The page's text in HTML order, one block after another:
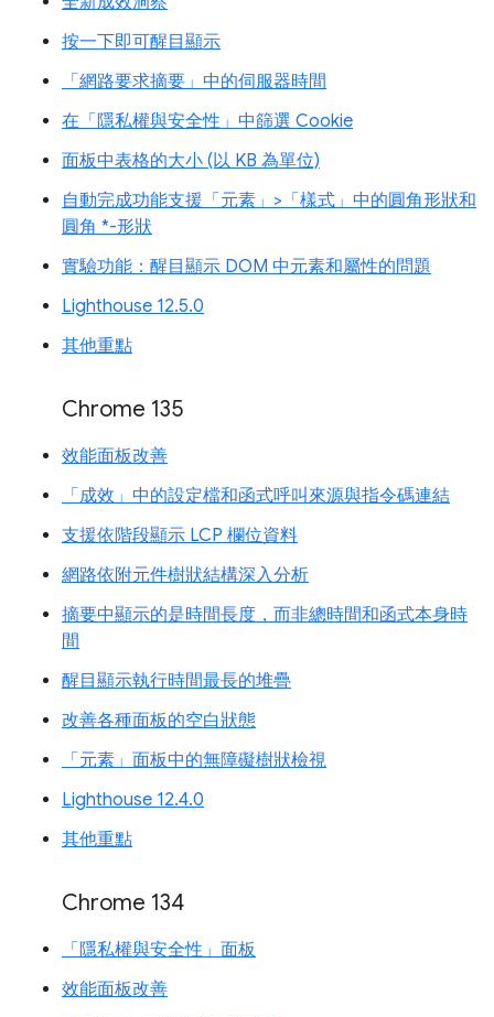
按一下即可醒目顯示
「網路要求摘要」中的伺服器時間
在「隱私權與安全性」中篩選 Cookie
面板中表格的大小 (以 KB 為單位)
自動完成功能支援「元素」>「樣式」中的圓角形狀和
圓角 *-形狀
實驗功能：醒目顯示 DOM 中元素和屬性的問題
Lighthouse 12.5.0
其他重點
Chrome 135
效能面板改善
「成效」中的設定檔和函式呼叫來源與指令碼連結
支援依階段顯示 LCP 欄位資料
網路依附元件樹狀結構深入分析
摘要中顯示的是時間長度，而非總時間和函式本身時
間
醒目顯示執行時間最長的堆疊
改善各種面板的空白狀態
「元素」面板中的無障礙樹狀檢視
Lighthouse 12.4.0
其他重點
Chrome 134
「隱私權與安全性」面板
效能面板改善